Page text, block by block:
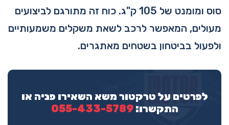
סוס ומומנט של 105 ק"ג. כוח זה מתורגם לביצועים
מעולים, המאפשר לרכב לשאת משקלים משמעותיים
ולפעול בביטחון בשטחים מאתגרים.
לפרטים על טרקטור משא השאירו פניה או
התקשרו:055-433-5789